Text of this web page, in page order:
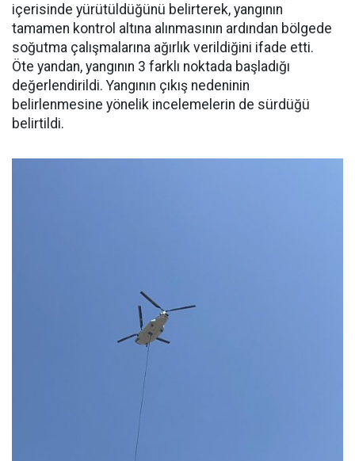
içerisinde yürütüldüğünü belirterek, yangının
tamamen kontrol altına alınmasının ardından bölgede
soğutma çalışmalarına ağırlık verildiğini ifade etti.
Öte yandan, yangının 3 farklı noktada başladığı
değerlendirildi. Yangının çıkış nedeninin
belirlenmesine yönelik incelemelerin de sürdüğü
belirtildi.